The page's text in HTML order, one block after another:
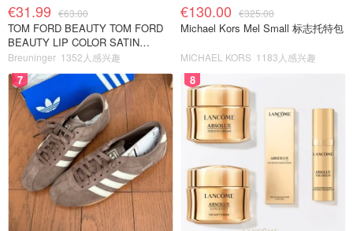
€31.99 €63.00
TOM FORD BEAUTY TOM FORD
BEAUTY LIP COLOR SATIN
MATTE 裸玫瑰口红
Breuninger 1352人感兴趣
€130.00 €325.00
Michael Kors Mel Small 标志托特包
MICHAEL KORS 1183人感兴趣
7 8